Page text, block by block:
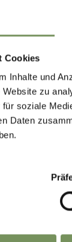
Cookies
Inhalte und
zu
soziale
Daten